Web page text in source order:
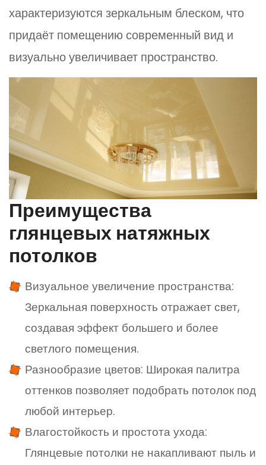
характеризуются зеркальным блеском, что
придаёт помещению современный вид и
визуально увеличивает пространство.
Преимущества
глянцевых натяжных
потолков
Визуальное увеличение пространства:
Зеркальная поверхность отражает свет,
создавая эффект большего и более
светлого помещения.
Разнообразие цветов: Широкая палитра
оттенков позволяет подобрать потолок под
любой интерьер.
Влагостойкость и простота ухода:
Глянцевые потолки не накапливают пыль и